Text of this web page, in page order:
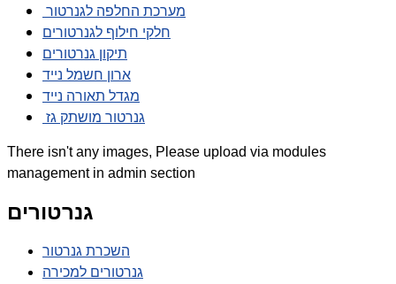
מערכת החלפה לגנרטור
חלקי חילוף לגנרטורים
תיקון גנרטורים
ארון חשמל נייד
מגדל תאורה נייד
גנרטור מושתק גז
There isn't any images, Please upload via modules
management in admin section
גנרטורים
השכרת גנרטור
גנרטורים למכירה